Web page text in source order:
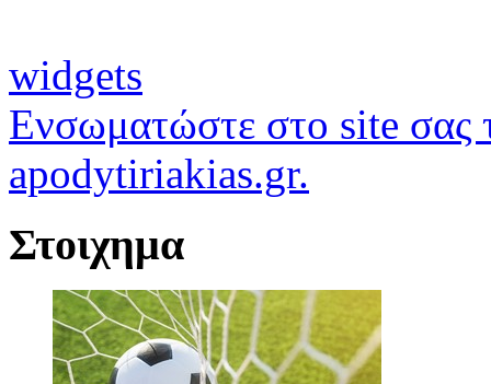
widgets
Ενσωματώστε στο site σας
apodytiriakias.gr.
Στοιχημα